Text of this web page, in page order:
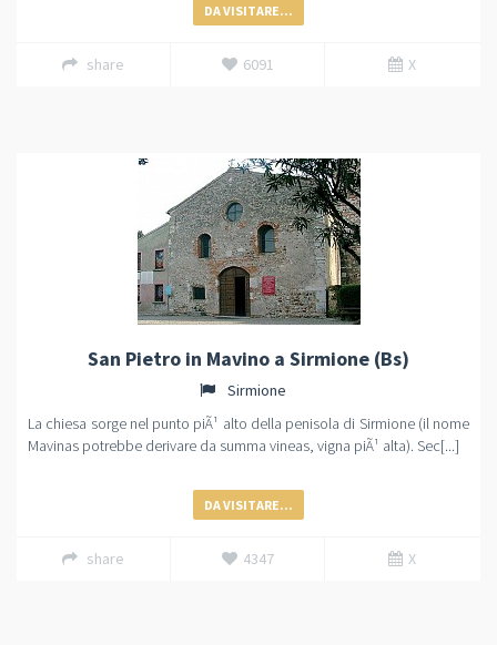
DA VISITARE...
share 6091 X
San Pietro in Mavino a Sirmione (Bs)
Sirmione
La chiesa sorge nel punto piÃ¹ alto della penisola di Sirmione (il nome
Mavinas potrebbe derivare da summa vineas, vigna piÃ¹ alta). Sec[...]
DA VISITARE...
share 4347 X